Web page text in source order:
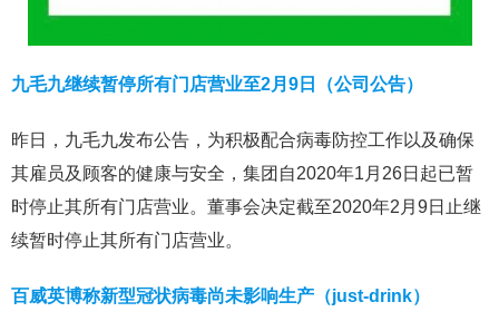
九毛九继续暂停所有门店营业至2月9日（公司公告）
昨日，九毛九发布公告，为积极配合病毒防控工作以及确保
其雇员及顾客的健康与安全，集团自2020年1月26日起已暂
时停止其所有门店营业。董事会决定截至2020年2月9日止继
续暂时停止其所有门店营业。
百威英博称新型冠状病毒尚未影响生产（just-drink）